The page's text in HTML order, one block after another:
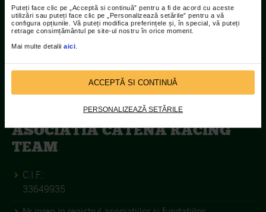
Puteți face clic pe „Acceptă si continuă” pentru a fi de acord cu aceste
utilizări sau puteți face clic pe „Personalizează setările” pentru a vă
configura opțiunile. Vă puteți modifica preferințele și, în special, vă puteți
retrage consimțământul pe site-ul nostru în orice moment.
Mai multe detalii aici
ACCEPTĂ SI CONTINUĂ
PERSONALIZEAZĂ SETĂRILE
Telefoane:
021.207.9136 / 021.207.9137
Fax:
ASOCIATIA CATENA RACING
TEAM
C.I.F.:
33649935